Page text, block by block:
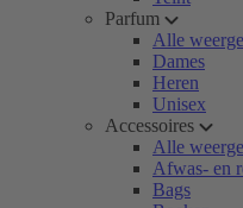
Parfum
Alle
Dames
Heren
Unisex
Accessoires
Alle
Afwas- en
Bags